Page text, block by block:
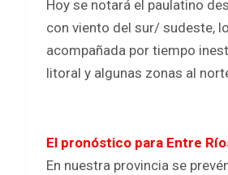
ce
b
o
tt
er
at
s
A
ar
e
Hoy se notará el paulatino
con viento del sur/ sudeste,
acompañada por tiempo
litoral y algunas zonas al
El pronóstico para Entre
En nuestra provincia se